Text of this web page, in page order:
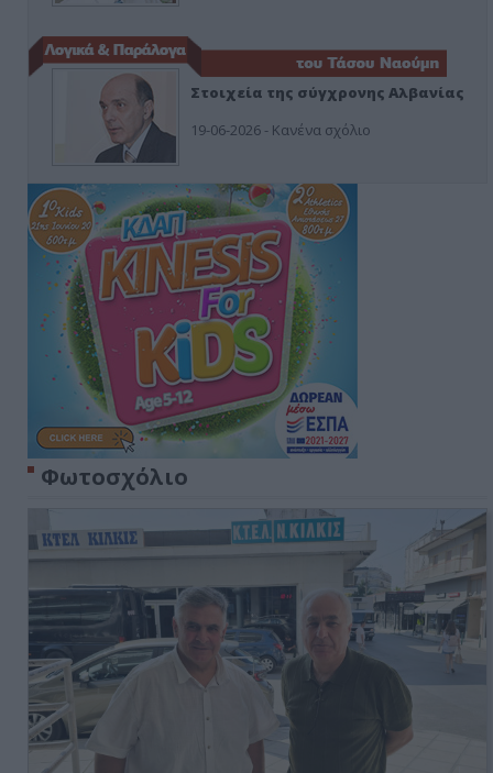
Στοιχεία της σύγχρονης Αλβανίας
19-06-2026 - Κανένα σχόλιο
Φωτοσχόλιο